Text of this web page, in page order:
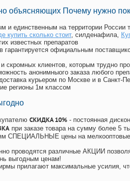
объясняющих Почему нужно
и единственным на территории России
купить сколько стоит, силденафила,
известных препаратов
гарантируется официальным
скромных клиентов, которым трудно
анонимныого заказа любого
курьером по Москве и в Санкт-
регионы 1м классом
СКИДКА 10% - постоянная
при заказе товара на сумму более 5
СПЕЦИАЛЬНЫЕ цены на мелкооптовые
проводятся различные АКЦИИ
выгодным ценам!
прилагают максимальные усилия,